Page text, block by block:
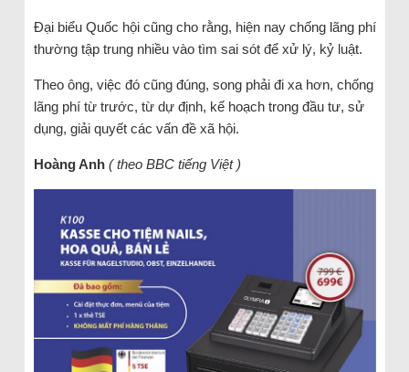
Đại biểu Quốc hội cũng cho rằng, hiện nay chống lãng phí
thường tập trung nhiều vào tìm sai sót để xử lý, kỷ luật.
Theo ông, việc đó cũng đúng, song phải đi xa hơn, chống
lãng phí từ trước, từ dự định, kế hoạch trong đầu tư, sử
dụng, giải quyết các vấn đề xã hội.
Hoàng Anh ( theo BBC tiếng Việt )